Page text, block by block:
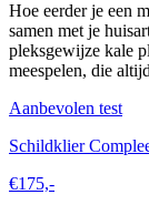
Hoe eerder je een
samen met je
pleksgewijze kale
meespelen, die
Aanbevolen test
Schildklier
€175,-